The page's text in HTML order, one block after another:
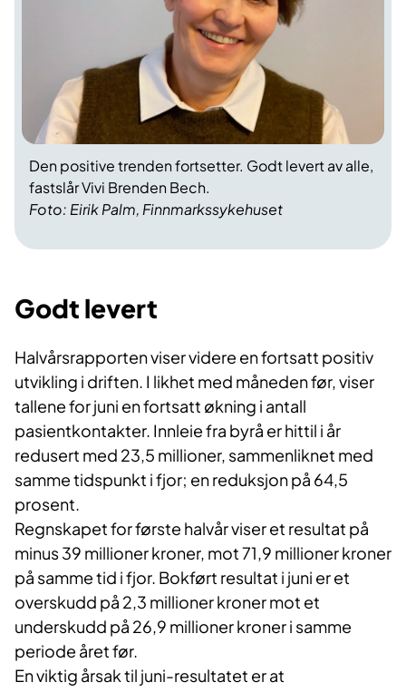
Foto: Eirik Palm, Finnmarkssykehuset
Den positive trenden fortsetter. Godt levert av alle,
fastslår Vivi Brenden Bech.
Godt levert
Halvårsrapporten viser videre en fortsatt positiv
utvikling i driften. I likhet med måneden før, viser
tallene for juni en fortsatt økning i antall
pasientkontakter. Innleie fra byrå er hittil i år
redusert med 23,5 millioner, sammenliknet med
samme tidspunkt i fjor; en reduksjon på 64,5
prosent.
Regnskapet for første halvår viser et resultat på
minus 39 millioner kroner, mot 71,9 millioner kroner
på samme tid i fjor. Bokført resultat i juni er et
overskudd på 2,3 millioner kroner mot et
underskudd på 26,9 millioner kroner i samme
periode året før.
En viktig årsak til juni-resultatet er at